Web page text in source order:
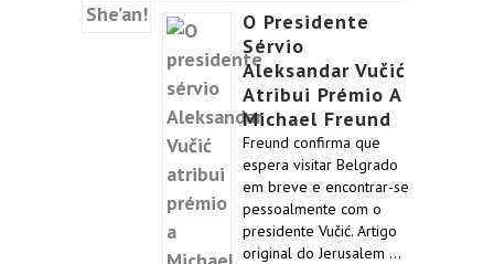
O Presidente
Sérvio
Aleksandar Vučić
Atribui Prémio A
Michael Freund
Freund confirma que
espera visitar Belgrado
em breve e encontrar-se
pessoalmente com o
presidente Vučić. Artigo
original do Jerusalem …